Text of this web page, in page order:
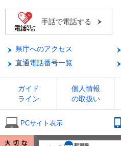
手話で電話する
県庁へのアクセス
直通電話番号一覧
ガイド
ライン
個人情報
の取扱い
PCサイト表示